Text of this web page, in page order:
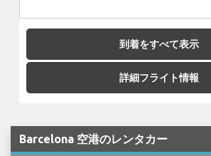
到着をすべて表示
詳細フライト情報
Barcelona 空港のレンタカー